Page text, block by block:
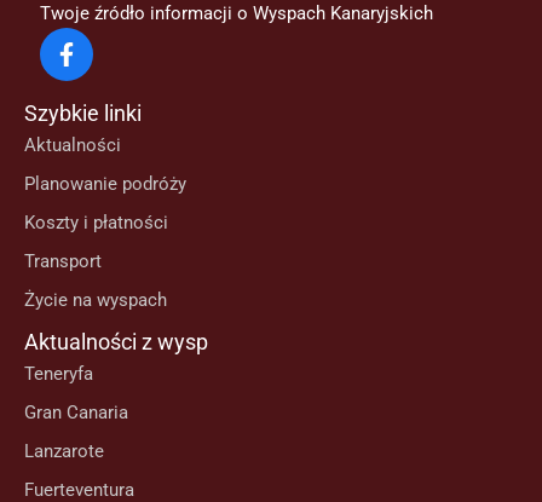
Twoje źródło informacji o Wyspach Kanaryjskich
Szybkie linki
Aktualności
Planowanie podróży
Koszty i płatności
Transport
Życie na wyspach
Aktualności z wysp
Teneryfa
Gran Canaria
Lanzarote
Fuerteventura